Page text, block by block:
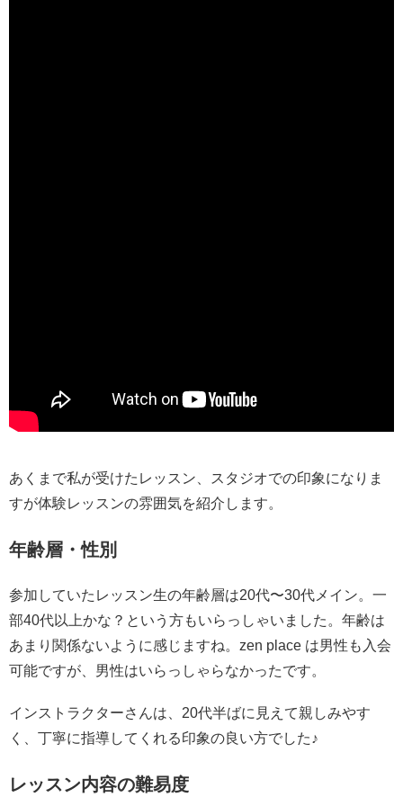
あくまで私が受けたレッスン、スタジオでの印象になりま
すが体験レッスンの雰囲気を紹介します。
年齢層・性別
参加していたレッスン生の年齢層は20代〜30代メイン。一
部40代以上かな？という方もいらっしゃいました。年齢は
あまり関係ないように感じますね。zen place は男性も入会
可能ですが、男性はいらっしゃらなかったです。
インストラクターさんは、20代半ばに見えて親しみやす
く、丁寧に指導してくれる印象の良い方でした♪
レッスン内容の難易度